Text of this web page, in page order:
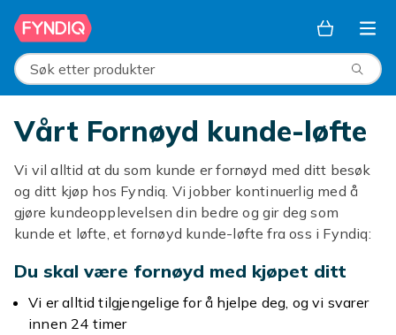
Hopp til hovedinnhold
Søk etter produkter
Vårt Fornøyd kunde-løfte
Vi vil alltid at du som kunde er fornøyd med ditt besøk
og ditt kjøp hos Fyndiq. Vi jobber kontinuerlig med å
gjøre kundeopplevelsen din bedre og gir deg som
kunde et løfte, et fornøyd kunde-løfte fra oss i Fyndiq:
Du skal være fornøyd med kjøpet ditt
Vi er alltid tilgjengelige for å hjelpe deg, og vi svarer
innen 24 timer